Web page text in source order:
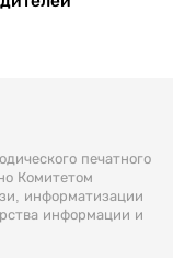
печатного
Комитетом
информатизации
информации и